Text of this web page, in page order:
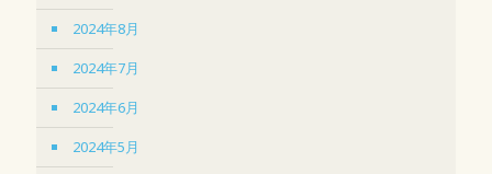
2024年8月
2024年7月
2024年6月
2024年5月